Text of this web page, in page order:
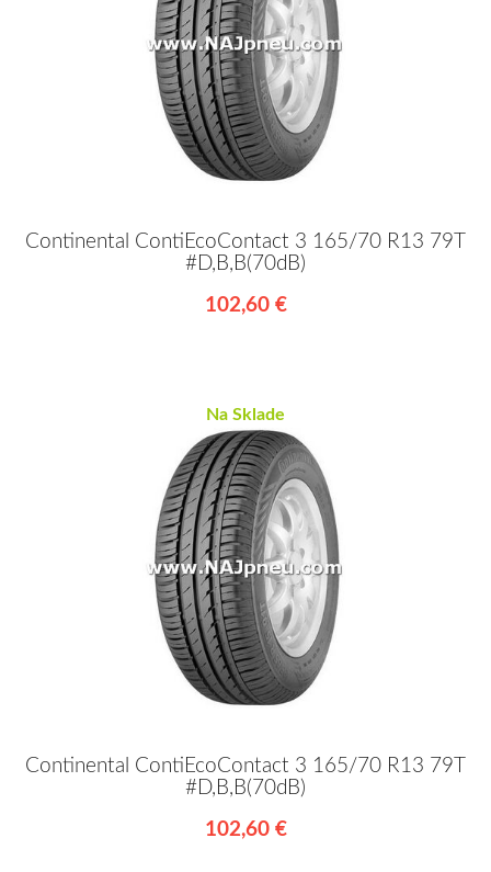
Continental ContiEcoContact 3 165/70 R13 79T
#D,B,B(70dB)
102,60 €
Na Sklade
Continental ContiEcoContact 3 165/70 R13 79T
#D,B,B(70dB)
102,60 €